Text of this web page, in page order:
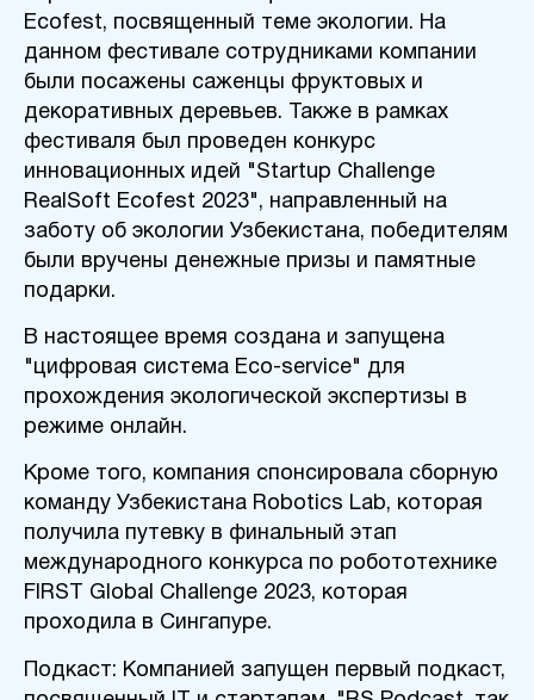
Ecofest, посвященный теме экологии. На
данном фестивале сотрудниками компании
были посажены саженцы фруктовых и
декоративных деревьев. Также в рамках
фестиваля был проведен конкурс
инновационных идей "Startup Challenge
RealSoft Ecofest 2023", направленный на
заботу об экологии Узбекистана, победителям
были вручены денежные призы и памятные
подарки.
В настоящее время создана и запущена
"цифровая система Eco-service" для
прохождения экологической экспертизы в
режиме онлайн.
Кроме того, компания спонсировала сборную
команду Узбекистана Robotics Lab, которая
получила путевку в финальный этап
международного конкурса по робототехнике
FIRST Global Challenge 2023, которая
проходила в Сингапуре.
Подкаст: Компанией запущен первый подкаст,